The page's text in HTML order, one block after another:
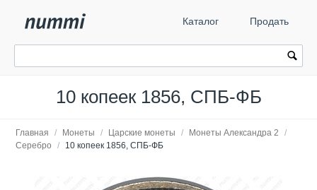
Каталог Продать
10 копеек 1856, СПБ-ФБ
Главная / Монеты / Царские монеты / Монеты Александра 2
/
Серебро
/ 10 копеек 1856, СПБ-ФБ